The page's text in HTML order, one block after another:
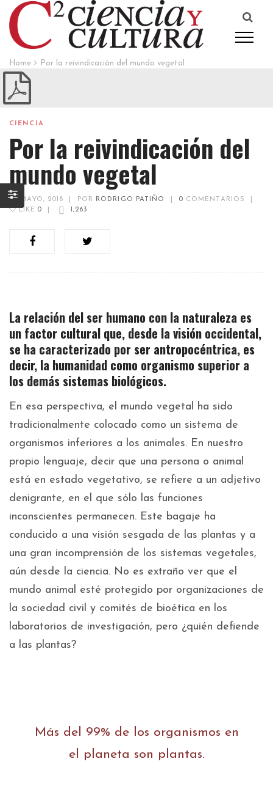
Home Por la reivindicación del mundo vegetal
CIENCIA
Por la reivindicación del
mundo vegetal
22 MAYO, 2018 POR RODRIGO PATIÑO 0 COMENTARIOS
LIKE 0 1,263
La relación del ser humano con la naturaleza es
un factor cultural que, desde la visión occidental,
se ha caracterizado por ser antropocéntrica, es
decir, la humanidad como organismo superior a
los demás sistemas biológicos.
En esa perspectiva, el mundo vegetal ha sido
tradicionalmente colocado como un sistema de
organismos inferiores a los animales. En nuestro
propio lenguaje, decir que una persona o animal
está en estado vegetativo, se refiere a un adjetivo
denigrante, en el que sólo las funciones
inconscientes permanecen. Este bagaje ha
conducido a una visión sesgada de las plantas y a
una gran incomprensión de los sistemas vegetales,
aún desde la ciencia. No es extraño ver que el
mundo animal esté protegido por organizaciones de
la sociedad civil y comités de bioética en los
laboratorios de investigación, pero ¿quién defiende
a las plantas?
Más del 99% de los organismos en
el planeta son plantas.